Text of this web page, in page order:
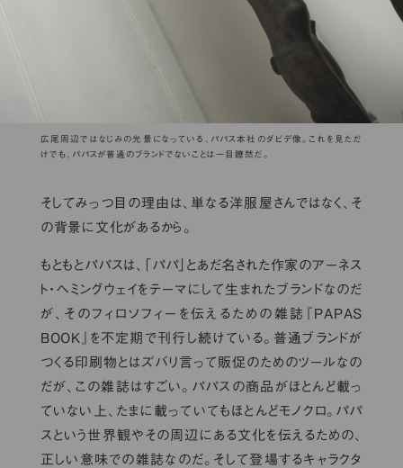
広尾周辺ではなじみの光景になっている、パパス本社のダビデ像。これを見ただ
けでも、パパスが普通のブランドでないことは一目瞭然だ。
そしてみっつ目の理由は、単なる洋服屋さんではなく、そ
の背景に文化があるから。
もともとパパスは、「パパ」とあだ名された作家のアーネス
ト・ヘミングウェイをテーマにして生まれたブランドなのだ
が、そのフィロソフィーを伝えるための雑誌『PAPAS
BOOK』を不定期で刊行し続けている。普通ブランドが
つくる印刷物とはズバリ言って販促のためのツールなの
だが、この雑誌はすごい。パパスの商品がほとんど載っ
ていない上、たまに載っていてもほとんどモノクロ。パパ
スという世界観やその周辺にある文化を伝えるための、
正しい意味での雑誌なのだ。そして登場するキャラクタ